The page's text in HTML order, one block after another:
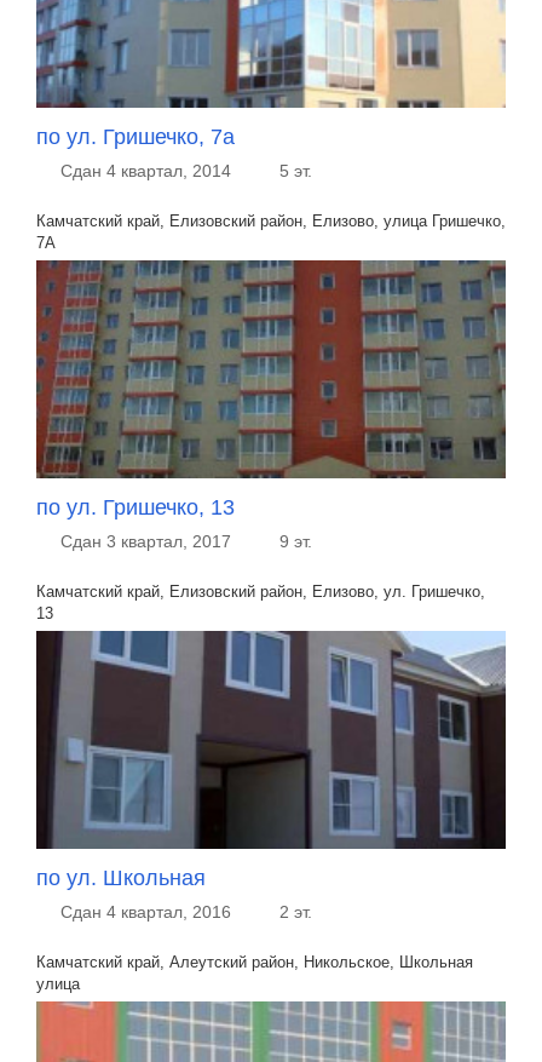
по ул. Гришечко, 7а
Сдан 4 квартал, 2014 5 эт.
Камчатский край, Елизовский район, Елизово, улица Гришечко,
7А
по ул. Гришечко, 13
Сдан 3 квартал, 2017 9 эт.
Камчатский край, Елизовский район, Елизово, ул. Гришечко,
13
по ул. Школьная
Сдан 4 квартал, 2016 2 эт.
Камчатский край, Алеутский район, Никольское, Школьная
улица